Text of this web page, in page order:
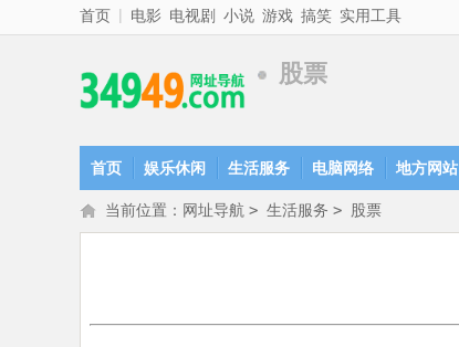
首页 | 电影 电视剧 小说 游戏 搞笑 实用工具
股票
首页 娱乐休闲 生活服务 电脑网络 地方网站
当前位置： 网址导航 > 生活服务 > 股票